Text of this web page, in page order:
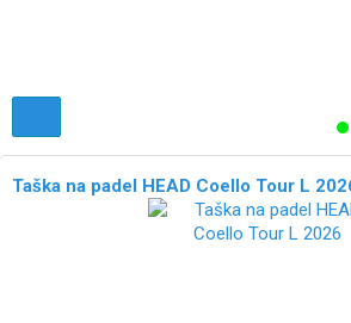
Taška na padel HEAD Coello Tour L